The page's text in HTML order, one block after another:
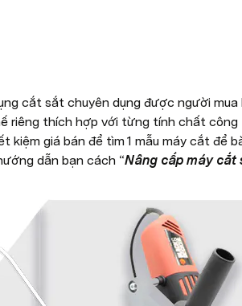
cắt sắt chuyên dụng được người mua
riêng thích hợp với từng tính chất công
kiệm giá bán để tìm 1 mẫu máy cắt để
dẫn bạn cách “Nâng cấp máy cắt